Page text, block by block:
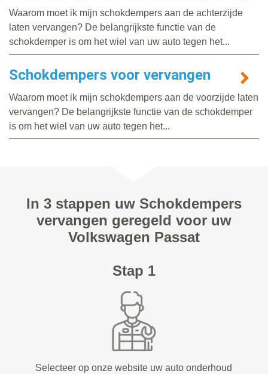
Waarom moet ik mijn schokdempers aan de achterzijde
laten vervangen? De belangrijkste functie van de
schokdemper is om het wiel van uw auto tegen het...
Schokdempers voor vervangen
Waarom moet ik mijn schokdempers aan de voorzijde laten
vervangen? De belangrijkste functie van de schokdemper
is om het wiel van uw auto tegen het...
In 3 stappen uw Schokdempers
vervangen geregeld voor uw
Volkswagen Passat
Stap 1
Selecteer op onze website uw auto onderhoud